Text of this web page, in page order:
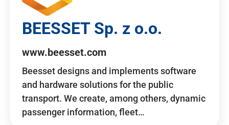
BEESSET Sp. z o.o.
www.beesset.com
Beesset designs and implements software
and hardware solutions for the public
transport. We create, among others, dynamic
passenger information, fleet…